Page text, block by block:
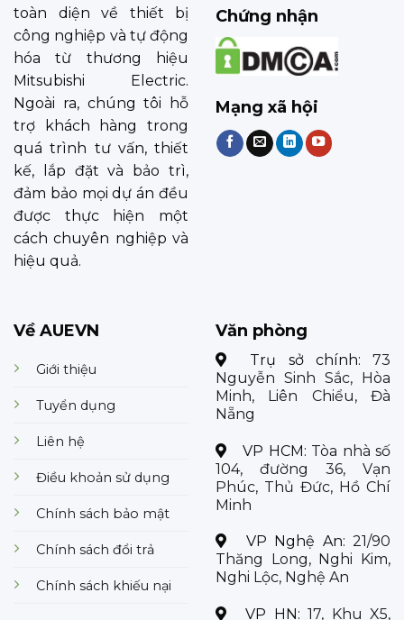
toàn diện về thiết bị
công nghiệp và tự động
hóa từ thương hiệu
Mitsubishi Electric.
Ngoài ra, chúng tôi hỗ
trợ khách hàng trong
quá trình tư vấn, thiết
kế, lắp đặt và bảo trì,
đảm bảo mọi dự án đều
được thực hiện một
cách chuyên nghiệp và
hiệu quả.
Chứng nhận
Mạng xã hội
Về AUEVN
Giới thiệu
Tuyển dụng
Liên hệ
Điều khoản sử dụng
Chính sách bảo mật
Chính sách đổi trả
Chính sách khiếu nại
Văn phòng
Trụ sở chính: 73
Nguyễn Sinh Sắc, Hòa
Minh, Liên Chiểu, Đà
Nẵng
VP HCM: Tòa nhà số
104, đường 36, Vạn
Phúc, Thủ Đức, Hồ Chí
Minh
VP Nghệ An: 21/90
Thăng Long, Nghi Kim,
Nghi Lộc, Nghệ An
VP HN:17, Khu X5,